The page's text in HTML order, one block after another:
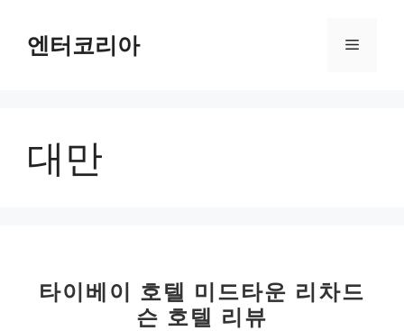
엔터코리아 메
대만
타이베이 호텔 미드타운 리차드
슨 호텔 리뷰